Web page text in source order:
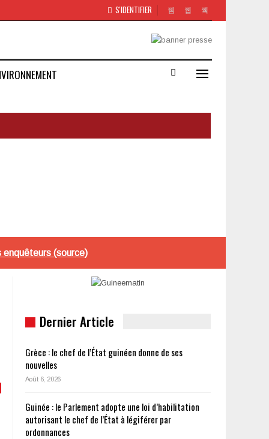
S'IDENTIFIER
enquêteurs (source)
Dernier Article
Grèce : le chef de l’État guinéen donne de ses
nouvelles
Août 6, 2026
Guinée : le Parlement adopte une loi d’habilitation
autorisant le chef de l’État à légiférer par
ordonnances